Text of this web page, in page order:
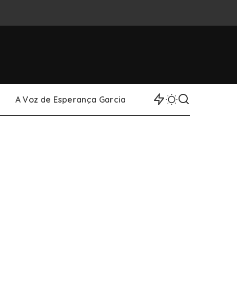
A Voz de Esperança Garcia